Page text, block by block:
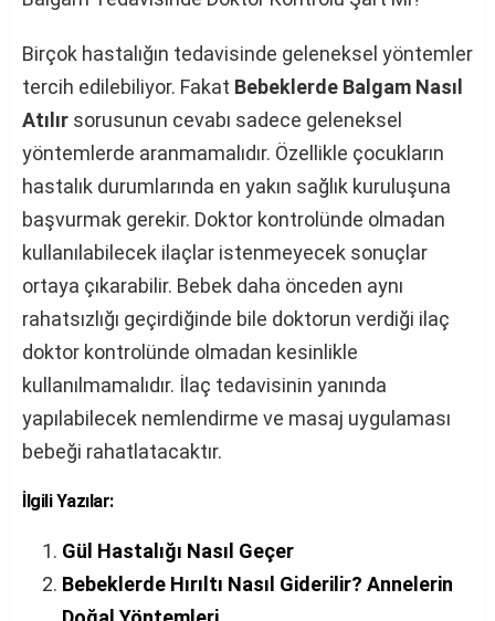
Birçok hastalığın tedavisinde geleneksel yöntemler
tercih edilebiliyor. Fakat Bebeklerde Balgam Nasıl
Atılır sorusunun cevabı sadece geleneksel
yöntemlerde aranmamalıdır. Özellikle çocukların
hastalık durumlarında en yakın sağlık kuruluşuna
başvurmak gerekir. Doktor kontrolünde olmadan
kullanılabilecek ilaçlar istenmeyecek sonuçlar
ortaya çıkarabilir. Bebek daha önceden aynı
rahatsızlığı geçirdiğinde bile doktorun verdiği ilaç
doktor kontrolünde olmadan kesinlikle
kullanılmamalıdır. İlaç tedavisinin yanında
yapılabilecek nemlendirme ve masaj uygulaması
bebeği rahatlatacaktır.
İlgili Yazılar:
Gül Hastalığı Nasıl Geçer
Bebeklerde Hırıltı Nasıl Giderilir? Annelerin